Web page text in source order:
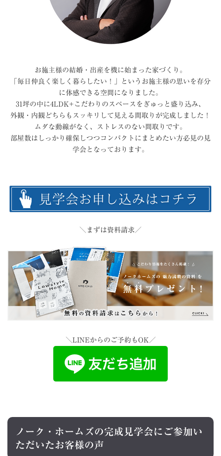
お施主様の結婚・出産を機に始まった家づくり。
「毎日仲良く楽しく暮らしたい！」というお施主様の思いを存分
に体感できる空間になりました。
31坪の中に4LDK+こだわりのスペースをぎゅっと盛り込み、
外観・内観どちらもスッキリして見える間取りが完成しました！
ムダな動線がなく、ストレスのない間取りです。
部屋数はしっかり確保しつつコンパクトにまとめたい方必見の見
学会となっております。
＼まずは資料請求／
＼LINEからのご予約もOK／
ノーク・ホームズの完成見学会にご参加い
ただいたお客様の声